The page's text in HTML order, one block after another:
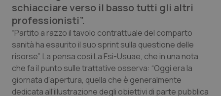
Calabria
Campania
Emilia-Romagna
Asma & BPCO
Car-T
Colesterolo & coronaropatie
schiacciare verso il basso tutti gli altri
professionisti”.
“Partito a razzo il tavolo contrattuale del comparto
sanità ha esaurito il suo sprint sulla questione delle
risorse”. La pensa così La Fsi-Usuae, che in una nota
che fa il punto sulle trattative osserva: “Oggi era la
giornata d'apertura, quella che è generalmente
dedicata all'illustrazione degli obiettivi di parte pubblica